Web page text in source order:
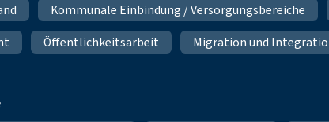
Kommunale Einbindung / Versorgungsbereiche
Öffentlichkeitsarbeit Migration und